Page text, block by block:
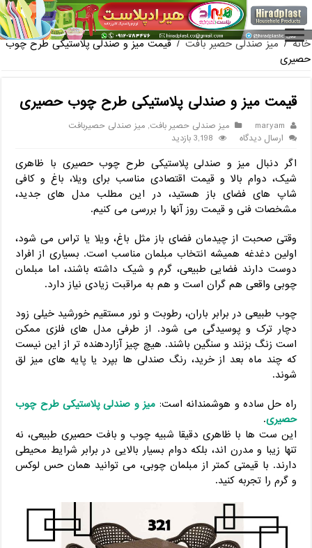
فروش گلدان پلاستیکی گلخانه به صورت آنلاین
خانه / میز صندلی حصیر بافت / قیمت میز و صندلی پلاستیکی طرح چوب
حصیری
قیمت میز و صندلی پلاستیکی طرح چوب حصیری
maryam میز صندلی حصیر بافت,میز صندلی حصیربافت
ارسال دیدگاه
3,198 بازدید
اگر دنبال میز و صندلی پلاستیکی طرح چوب حصیری با ظاهری
شیک، دوام بالا و قیمت اقتصادی مناسب برای ویلا، باغ و کافی
‌شاپ‌ های فضای باز هستید، در این مطلب مدل‌ های جدید،
مشخصات فنی و قیمت روز آنها را بررسی می‌ کنیم.
وقتی صحبت از چیدمان فضای باز مثل باغ، ویلا یا تراس می‌ شود،
اولین دغدغه همیشه انتخاب مبلمان مناسب است. بسیاری از افراد
دوست دارند فضایی طبیعی، گرم و شیک داشته باشند، اما مبلمان
چوبی واقعی هم گران است و هم به مراقبت زیادی نیاز دارد.
چوب طبیعی در برابر باران، رطوبت و نور مستقیم خورشید خیلی زود
دچار ترک و پوسیدگی می ‌شود. از طرفی مدل ‌های فلزی ممکن
است زنگ بزنند و سنگین باشند. هیچ‌ چیز آزاردهنده‌ تر از این نیست
که چند ماه بعد از خرید، رنگ صندلی ‌ها بپرد یا پایه‌ های میز لق
شوند.
راه ‌حل ساده و هوشمندانه است: میز و صندلی پلاستیکی طرح چوب
حصیری.
این ست ‌ها با ظاهری دقیقا شبیه چوب و بافت حصیری طبیعی، نه
‌تنها زیبا و مدرن ‌اند، بلکه دوام بسیار بالایی در برابر شرایط محیطی
دارند. با قیمتی کمتر از مبلمان چوبی، می‌ توانید همان حس لوکس
و گرم را تجربه کنید.